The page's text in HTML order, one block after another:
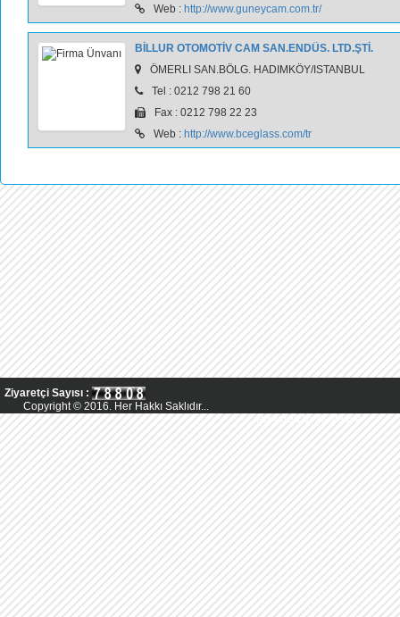
Web : http://www.guneycam.com.tr/
BİLLUR OTOMOTİV CAM SAN.ENDÜS. LTD.ŞTİ.
ÖMERLI SAN.BÖLG. HADIMKÖY/ISTANBUL
Tel : 0212 798 21 60
Fax : 0212 798 22 23
Web : http://www.bceglass.com/tr
Ziyaretçi Sayısı :
Copyright © 2016. Her Hakkı Saklıdır...
Powered by AsMedya